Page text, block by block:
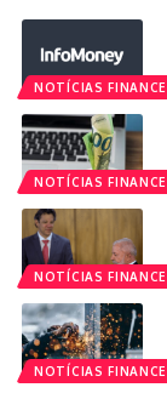
NOTÍCIAS
NOTÍCIAS
NOTÍCIAS
NOTÍCIAS